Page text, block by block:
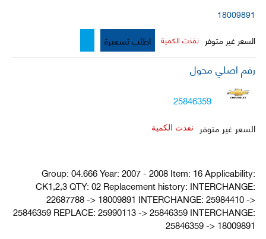
18009891
السعر غير متوفر نفذت الكمية اطلب تسعيرة
رقم اصلي محول
25846359
السعر غير متوفر
نفذت الكمية
Group: 04.666 Year: 2007 - 2008 Item: 16 Applicability:
CK1,2,3 QTY: 02 Replacement history: INTERCHANGE:
22687788 -> 18009891 INTERCHANGE: 25984410 ->
25846359 REPLACE: 25990113 -> 25846359 INTERCHANGE:
25846359 -> 18009891